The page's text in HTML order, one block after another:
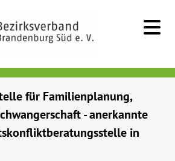
für Familienplanung,
- anerkannte
in